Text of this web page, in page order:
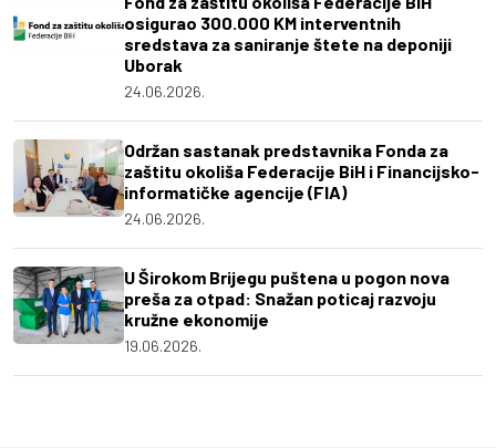
osigurao 300.000 KM interventnih
sredstava za saniranje štete na deponiji
Uborak
24.06.2026.
Održan sastanak predstavnika Fonda za
zaštitu okoliša Federacije BiH i Financijsko-
informatičke agencije (FIA)
24.06.2026.
U Širokom Brijegu puštena u pogon nova
preša za otpad: Snažan poticaj razvoju
kružne ekonomije
19.06.2026.